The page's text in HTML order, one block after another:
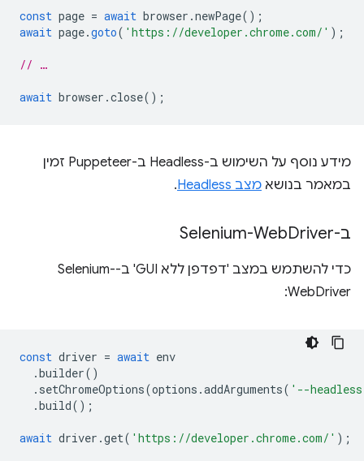
const page = await browser .newPage();
await page.goto( 'https://developer.chrome.com/' );
// …
await browser .close();
מידע נוסף על השימוש ב-Headless ב-Puppeteer זמין
במאמר בנושא מצב Headless .
ב-Selenium-WebDriver
כדי להשתמש במצב 'דפדפן ללא GUI' ב-Selenium-
WebDriver:
const driver = await env
.builder()
. setChromeOptions(options .addArguments( '--
.build();
await driver .get( 'https://developer.chrome.com/' );